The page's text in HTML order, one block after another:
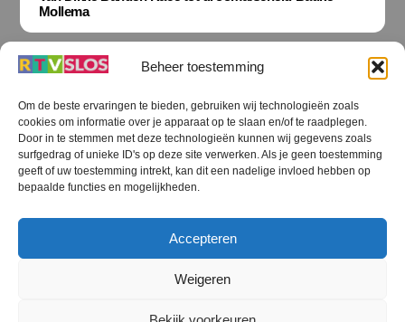
Beheer toestemming
Om de beste ervaringen te bieden, gebruiken wij technologieën zoals
cookies om informatie over je apparaat op te slaan en/of te raadplegen.
Door in te stemmen met deze technologieën kunnen wij gegevens zoals
surfgedrag of unieke ID's op deze site verwerken. Als je geen toestemming
geeft of uw toestemming intrekt, kan dit een nadelige invloed hebben op
bepaalde functies en mogelijkheden.
Accepteren
Weigeren
Mollema
Terug
naar
boven
RTV SLOS
RTV SLOS ANBI